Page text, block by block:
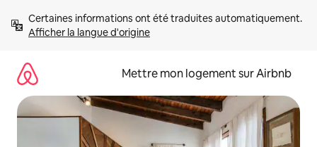
directement
Afficher la langue d'origine
Mettre mon logement sur Airbnb